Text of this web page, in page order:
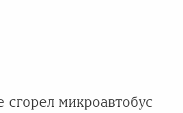
сгорел микроавтобус